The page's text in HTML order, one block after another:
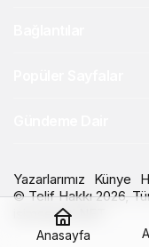
Yazarlarımız Künye
© Telif Hakkı 2026,
isimsepeti.NET
Anasayfa